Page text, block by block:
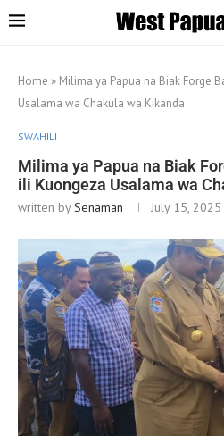
Home » Milima ya Papua na Biak Forge
Usalama wa Chakula wa Kikanda
SWAHILI
Milima ya Papua na Biak
ili Kuongeza Usalama wa
written bySenaman July 15, 2025